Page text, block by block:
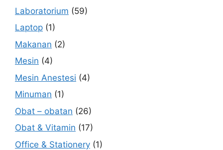
Laboratorium (59)
Laptop (1)
Makanan (2)
Mesin (4)
Mesin Anestesi (4)
Minuman (1)
Obat – obatan (26)
Obat & Vitamin (17)
Office & Stationery (1)